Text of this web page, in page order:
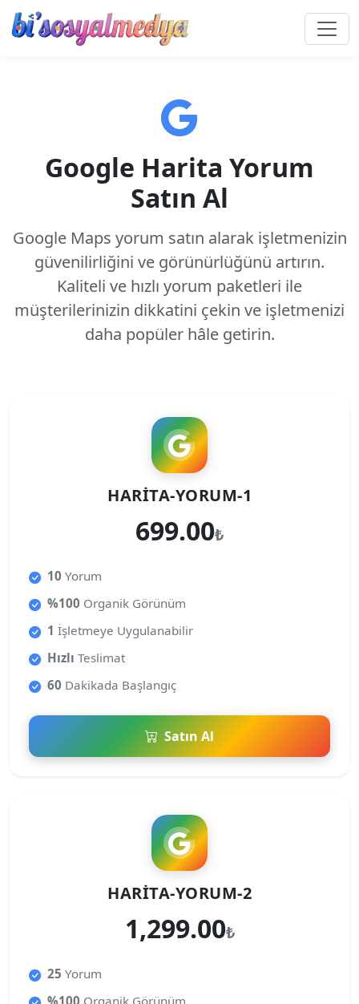
Google Harita Yorum
Satın Al
Google Maps yorum satın alarak işletmenizin
güvenilirliğini ve görünürlüğünü artırın.
Kaliteli ve hızlı yorum paketleri ile
müşterilerinizin dikkatini çekin ve işletmenizi
daha popüler hâle getirin.
HARITA-YORUM-1
699.00₺
10 Yorum
%100 Organik Görünüm
1 İşletmeye Uygulanabilir
Hızlı Teslimat
60 Dakikada Başlangıç
Satın Al
HARITA-YORUM-2
1,299.00₺
25 Yorum
%100 Organik Görünüm